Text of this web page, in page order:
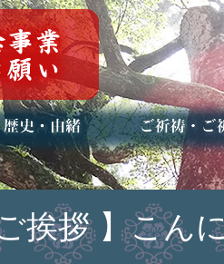
・ご祭神
行事
ィア掲載 ご祈祷・ご祈
安産祈願
初宮参り
七五三詣
長寿のお祝い
神前結婚式
厄祓い・方位
車のお祓い
地鎮祭
神葬祭（神式
挨拶 】こん